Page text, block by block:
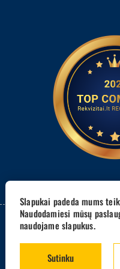
Slapukai padeda mums
Naudodamiesi mūsų
naudojame slapukus.
Sutinku